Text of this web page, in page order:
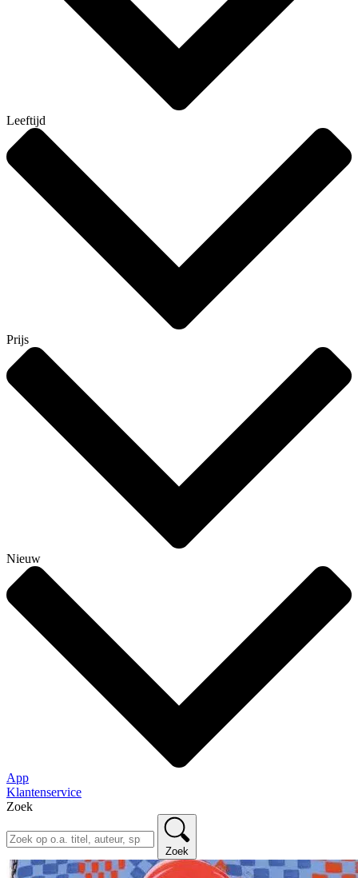
Leeftijd
Prijs
Nieuw
App
Klantenservice
Zoek
Zoek